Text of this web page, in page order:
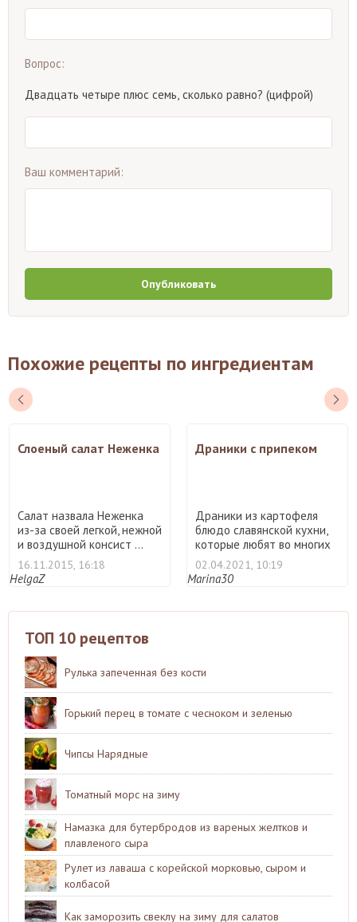
Вопрос:
Двадцать четыре плюс семь, сколько равно? (цифрой)
Ваш комментарий:
Опубликовать
Похожие рецепты по ингредиентам
Слоеный салат Неженка
Салат назвала Неженка
из-за своей легкой, нежной
и воздушной консист ...
16.11.2015, 16:18
HelgaZ
Драники с припеком
Драники из картофеля
блюдо славянской кухни,
которые любят во многих
...
02.04.2021, 10:19
Marina30
ТОП 10 рецептов
Рулька запеченная без кости
Горький перец в томате с чесноком и зеленью
Чипсы Нарядные
Томатный морс на зиму
Намазка для бутербродов из вареных желтков и
плавленого сыра
Рулет из лаваша с корейской морковью, сыром и
колбасой
Как заморозить свеклу на зиму для салатов